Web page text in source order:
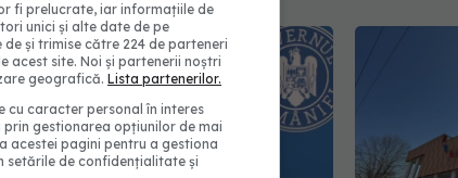
fi prelucrate, iar informațiile de
unici și alte date de pe
și trimise către 224 de parteneri
acest site. Noi și partenerii noștri
geografică. Lista partenerilor.
cu caracter personal în interes
gestionarea opțiunilor de mai
acestei pagini pentru a gestiona
setările de confidențialitate și